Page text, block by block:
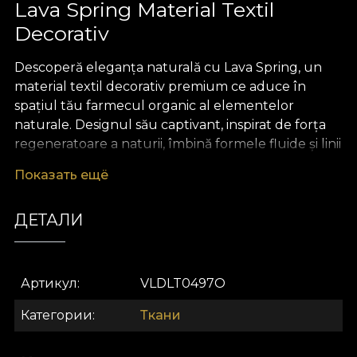
Lava Spring Material Textil
Decorativ
Descoperă eleganța naturală cu Lava Spring, un
material textil decorativ premium ce aduce în
spațiul tău farmecul organic al elementelor
naturale. Designul său captivant, inspirat de forța
regeneratoare a naturii, îmbină formele fluide și linii
pattern plin de personalitate, memorabil și
nuanțe ce evocă prospețimea primăverii, creează o
atmosferă rafinată și relaxantă, perfectă pentru cei
echilibru.
Versatilitatea materialului Lava Spring îți oferă
libertatea de a-l integra cu ușurință în orice proiect
Показать ещё
ДЕТАЛИ
Артикул VLDLT0497O
Категории Ткани